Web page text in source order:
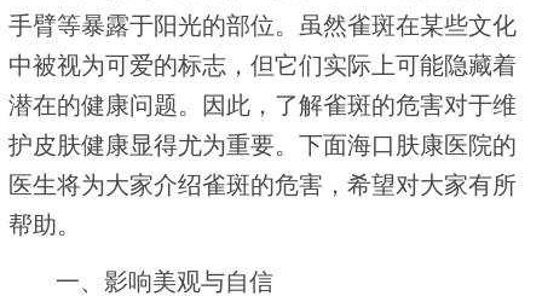
手臂等暴露于阳光的部位。虽然雀斑在某些文化
中被视为可爱的标志，但它们实际上可能隐藏着
潜在的健康问题。因此，了解雀斑的危害对于维
护皮肤健康显得尤为重要。下面海口肤康医院的
医生将为大家介绍雀斑的危害，希望对大家有所
帮助。
一、影响美观与自信